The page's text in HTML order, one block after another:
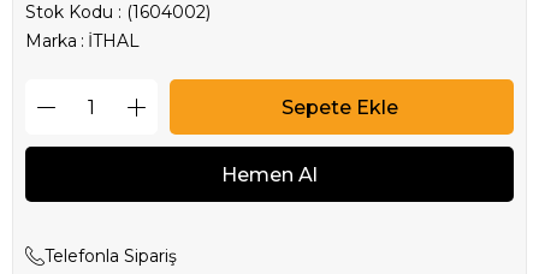
Stok Kodu
(1604002)
Marka : İTHAL
Telefonla Sipariş